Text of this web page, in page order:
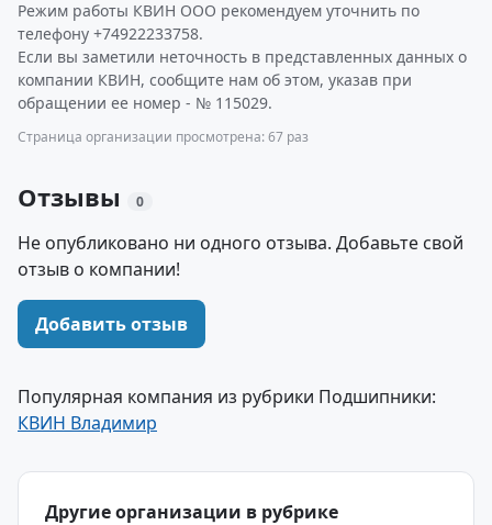
Режим работы КВИН ООО рекомендуем уточнить по
телефону +74922233758.
Если вы заметили неточность в представленных данных о
компании КВИН, сообщите нам об этом, указав при
обращении ее номер - № 115029.
Страница организации просмотрена: 67 раз
Отзывы 0
Не опубликовано ни одного отзыва. Добавьте свой
отзыв о компании!
Добавить отзыв
Популярная компания из рубрики Подшипники:
КВИН Владимир
Другие организации в рубрике